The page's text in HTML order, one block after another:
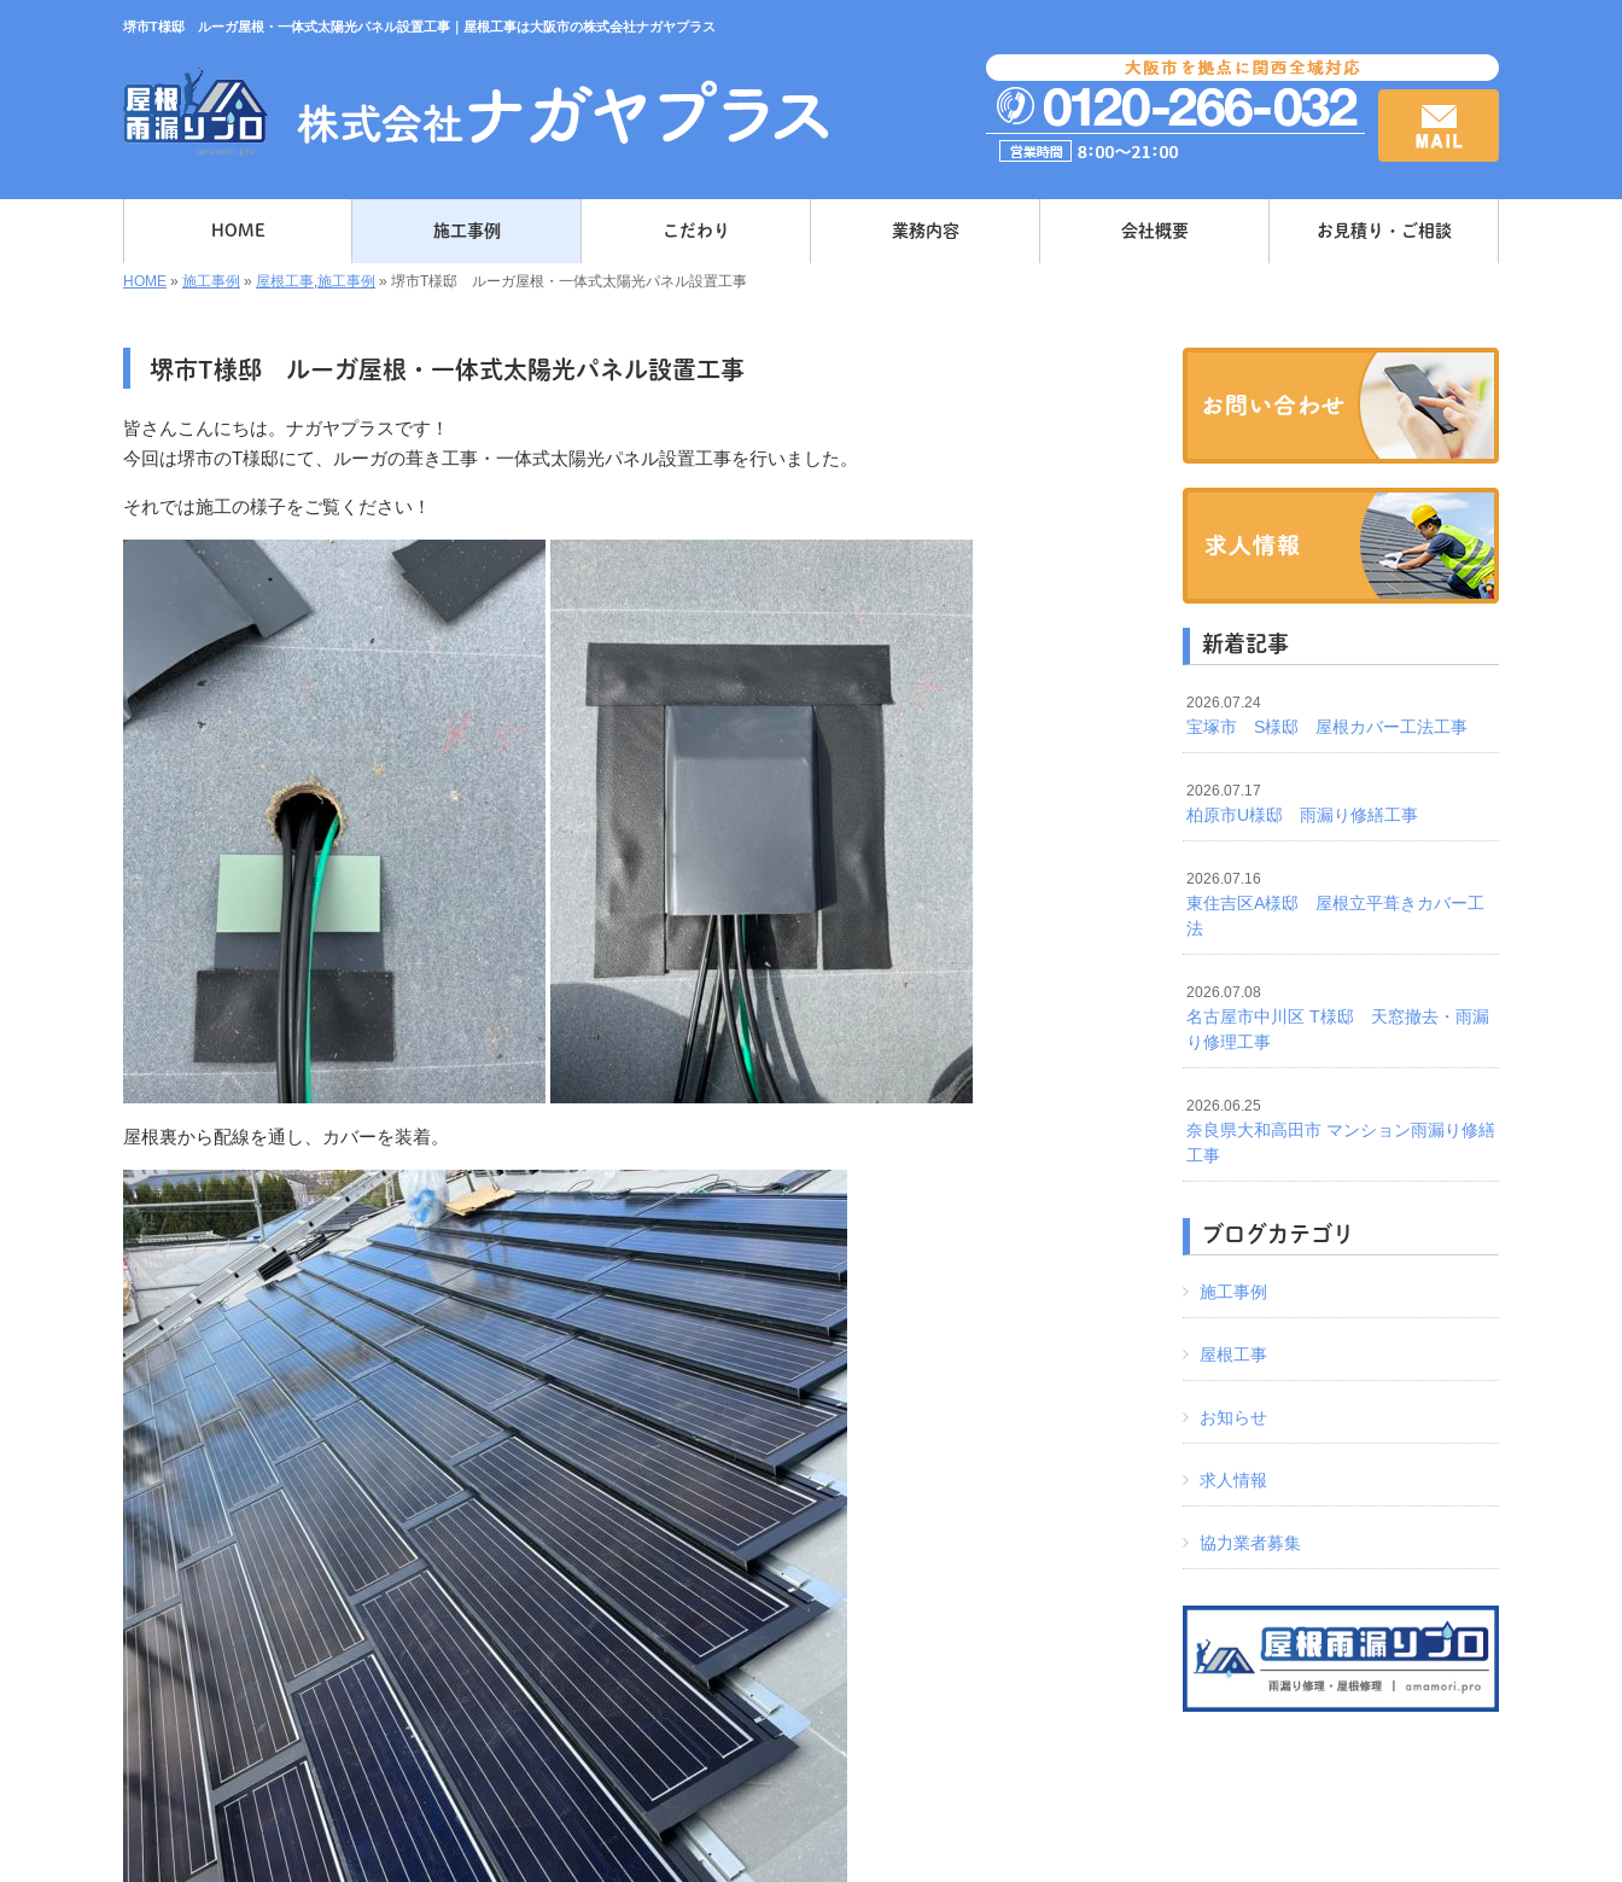
堺市T様邸 ルーガ屋根・一体式太陽光パネル設置工事｜屋根工事は大阪市の株式会社ナガヤプラス
HOME 施工事例 こだわり 業務内容 会社概要 お見積り・ご相談
HOME » 施工事例 » 屋根工事,施工事例 » 堺市T様邸 ルーガ屋根・一体式太陽光パネル設置工事
堺市T様邸 ルーガ屋根・一体式太陽光パネル設置工事
皆さんこんにちは。ナガヤプラスです！
今回は堺市のT様邸にて、ルーガの葺き工事・一体式太陽光パネル設置工事を行いました。
それでは施工の様子をご覧ください！
屋根裏から配線を通し、カバーを装着。
新着記事
2026.07.24
宝塚市 S様邸 屋根カバー工法工事
2026.07.17
柏原市U様邸 雨漏り修繕工事
2026.07.16
東住吉区A様邸 屋根立平葺きカバー工
法
2026.07.08
名古屋市中川区 T様邸 天窓撤去・雨漏
り修理工事
2026.06.25
奈良県大和高田市 マンション雨漏り修繕
工事
ブログカテゴリ
施工事例
屋根工事
お知らせ
求人情報
協力業者募集